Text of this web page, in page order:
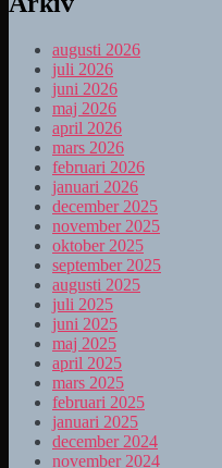
augusti 2026
juli 2026
juni 2026
maj 2026
april 2026
mars 2026
februari 2026
januari 2026
december 2025
november 2025
oktober 2025
september 2025
augusti 2025
juli 2025
juni 2025
maj 2025
april 2025
mars 2025
februari 2025
januari 2025
december 2024
november 2024